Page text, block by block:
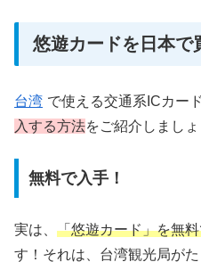
悠遊カードを日本で
台湾 で使える交通系ICカード
入する方法をご紹介しましょ
無料で入手！
実は、 「悠遊カード」を無
す！それは、台湾観光局が